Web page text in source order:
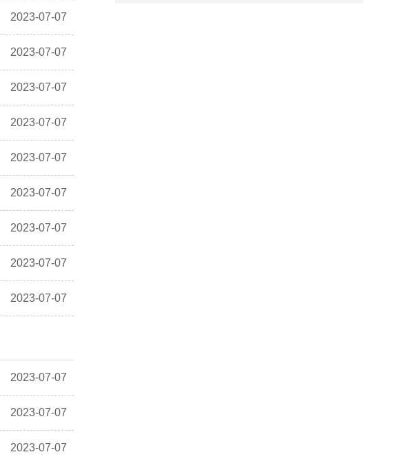
2023-07-07
2023-07-07
2023-07-07
2023-07-07
2023-07-07
2023-07-07
2023-07-07
2023-07-07
2023-07-07
2023-07-07
2023-07-07
2023-07-07